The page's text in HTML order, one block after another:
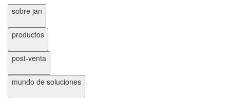
sobre jan
productos
post-venta
mundo de soluciones